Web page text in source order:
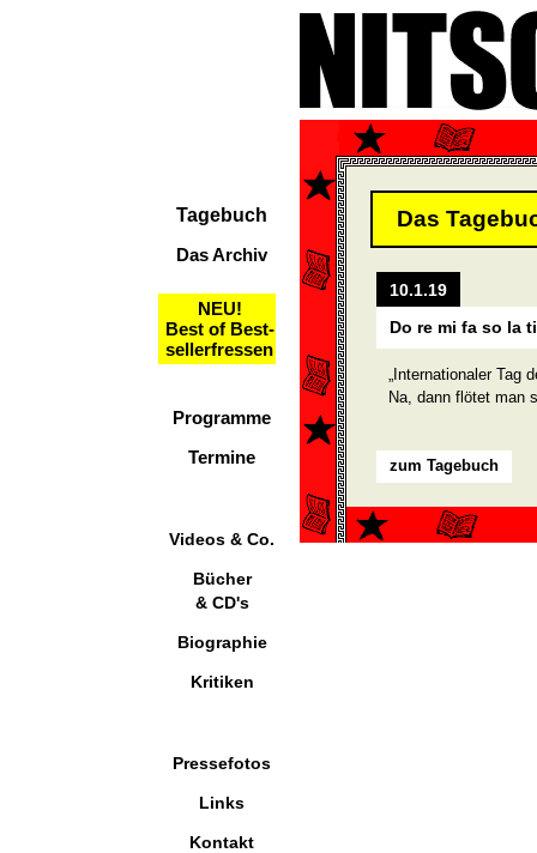
Tagebuch
Das Archiv
NEU!
Best of Best-
sellerfressen
Programme
Termine
Videos & Co.
Bücher
& CD's
Biographie
Kritiken
Pressefotos
Links
Kontakt
Das
10.1.19
Do re mi fa so la
„Internationaler Tag
Na, dann flötet man
zum Tagebuch